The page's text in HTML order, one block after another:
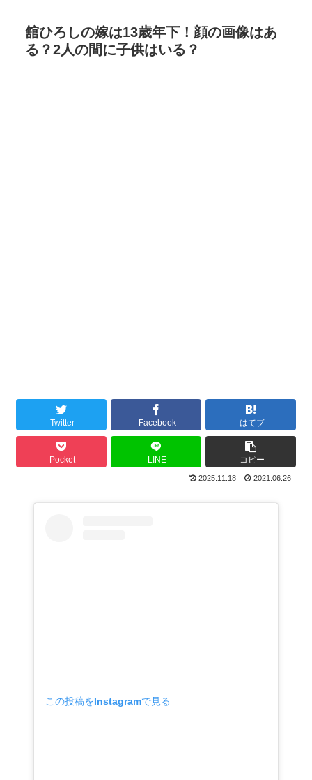
舘ひろしの嫁は13歳年下！顔の画像はあ
る？2人の間に子供はいる？
Twitter Facebook はてブ
Pocket LINE コピー
2025.11.18 2021.06.26
この投稿をInstagramで見る